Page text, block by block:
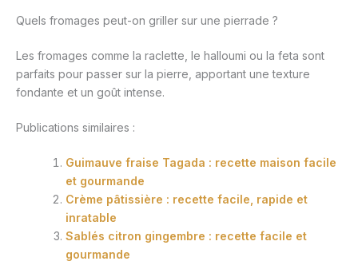
Quels fromages peut-on griller sur une pierrade ?
Les fromages comme la raclette, le halloumi ou la feta sont
parfaits pour passer sur la pierre, apportant une texture
fondante et un goût intense.
Publications similaires :
Guimauve fraise Tagada : recette maison facile
et gourmande
Crème pâtissière : recette facile, rapide et
inratable
Sablés citron gingembre : recette facile et
gourmande